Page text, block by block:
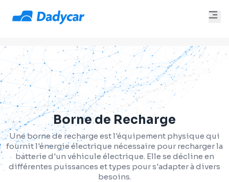
Borne de Recharge
Une borne de recharge est l'équipement physique qui
fournit l'énergie électrique nécessaire pour recharger la
batterie d'un véhicule électrique. Elle se décline en
différentes puissances et types pour s'adapter à divers
besoins.